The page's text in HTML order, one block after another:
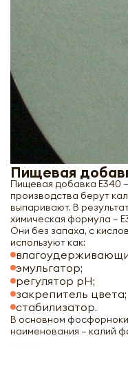
Пищевая
Пищевая добавка Е340
производства берут
выпаривают. В
химическая формула –
Они без запаха, с
используют как:
эмульгатор;
регулятор рН;
закрепитель цвета;
стабилизатор.
В основном
наименования – калий